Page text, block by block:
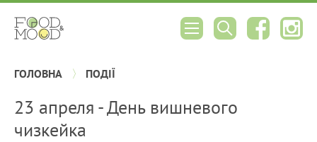
ГОЛОВНА ПОДІЇ
23 апреля - День вишневого
чизкейка